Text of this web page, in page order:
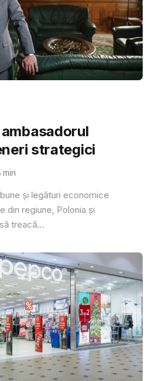
ambasadorul
strategici
min
și legături economice
din regiune, Polonia și
treacă...